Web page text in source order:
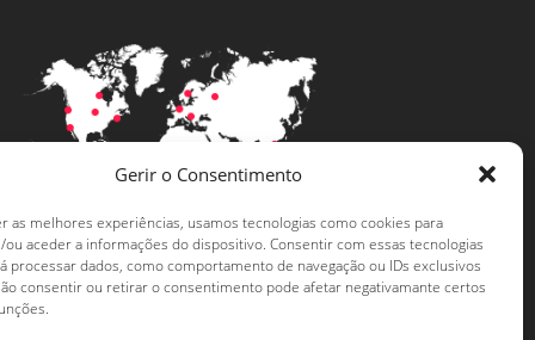
Gerir o Consentimento
as melhores experiências, usamos tecnologias como cookies para
ou aceder a informações do dispositivo. Consentir com essas tecnologias
processar dados, como comportamento de navegação ou IDs exclusivos
consentir ou retirar o consentimento pode afetar negativamante certos
Levar a língua portuguesa mais longe